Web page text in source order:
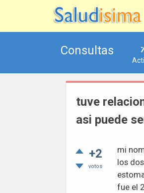
Consultas
tuve
asi puede
+2
votos
mi
los
fue el